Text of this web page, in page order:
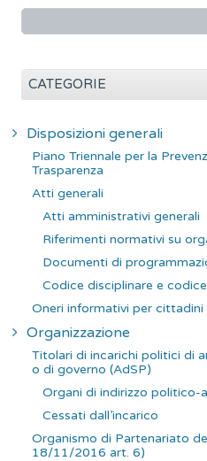
r
CATEGORIE
Disposizioni generali
Piano Triennale per la
Trasparenza
Atti generali
Atti amministrativi generali
Riferimenti normativi su
Documenti di
Codice disciplinare e
Oneri informativi per cittadini
Organizzazione
Titolari di incarichi politici di
o di governo (AdSP)
Organi di indirizzo politico-
Cessati dall’incarico
Organismo di Partenariato
18/11/2016 art. 6)